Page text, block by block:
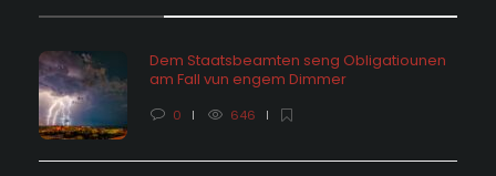
Dem Staatsbeamten seng Obligatiounen
am Fall vun engem Dimmer
0 646